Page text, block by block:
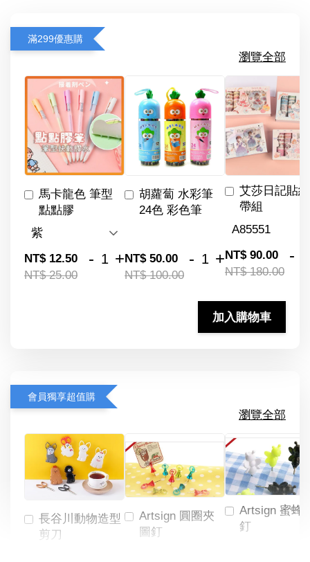
滿299優惠購
瀏覽全部
馬卡龍色 筆型
點點膠
NT$ 12.50
NT$ 25.00
- +
胡蘿蔔 水彩筆
24色 彩色筆
NT$ 50.00
NT$ 100.00
- +
艾莎日記貼
帶組
NT$ 90.00
NT$ 180.00
-
加入購物車
會員獨享超值購
瀏覽全部
長谷川動物造型
剪刀
Artsign 圓圈夾
圖釘
Artsign 蜜蜂
釘